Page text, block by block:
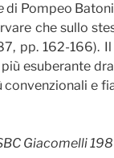
di Pompeo
che sullo
pp. 162-
esuberante
e
Giacomelli